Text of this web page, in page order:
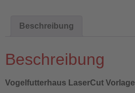
Beschreibung
Beschreibung
Vogelfutterhaus LaserCut Vorlage